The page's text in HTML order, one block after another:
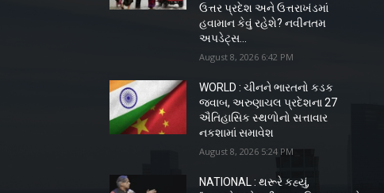
ઉત્તર પ્રદેશ અને ઉત્તરાખંડમાં
હવામાન કેવું રહેશે? નવીનતમ
અપડેટ્સ...
August 8, 2026 6:42 PM
WORLD : ચીનને ભારતનો કડક
જવાબ, અરુણાચલ પ્રદેશના 27
ઐતિહાસિક સ્થળોનો સત્તાવાર
નકશામાં સમાવેશ
August 8, 2026 5:24 PM
NATIONAL : થરૂરે કહ્યું,